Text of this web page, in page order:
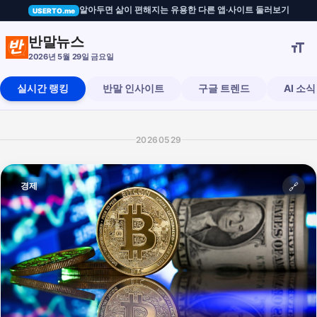
USERTO.me 알아두면 삶이 편해지는 유용한 다른 앱·사이트 둘러보기
10억 달러 강제 청산 '패닉'
반말뉴스
2026년 5월 29일 금요일 
실시간 랭킹 반말 인사이트 구글 트렌드 AI 소식
20260529
경제 🔗